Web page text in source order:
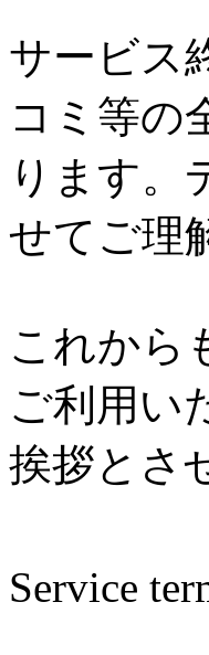
サービス
コミ等の
ります。
せてご理
これから
ご利用い
挨拶とさ
Service